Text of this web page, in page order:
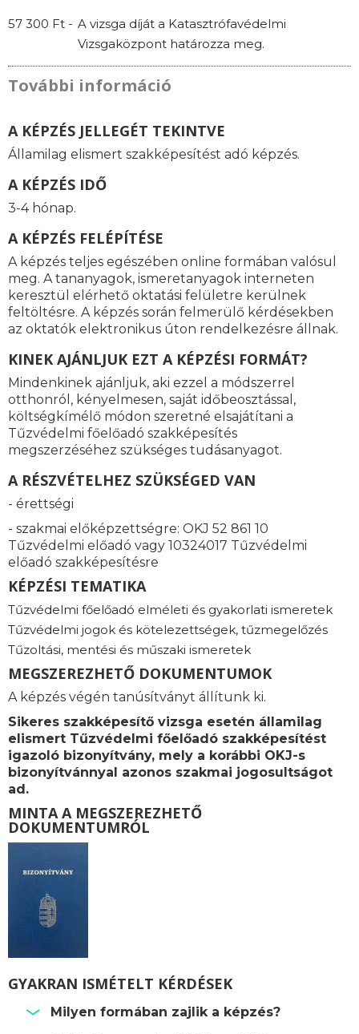
57 300 Ft - A vizsga díját a Katasztrófavédelmi
Vizsgaközpont határozza meg.
További információ
A KÉPZÉS JELLEGÉT TEKINTVE
Államilag elismert szakképesítést adó képzés.
A KÉPZÉS IDŐ
3-4 hónap.
A KÉPZÉS FELÉPÍTÉSE
A képzés teljes egészében online formában valósul
meg. A tananyagok, ismeretanyagok interneten
keresztül elérhető oktatási felületre kerülnek
feltöltésre. A képzés során felmerülő kérdésekben
az oktatók elektronikus úton rendelkezésre állnak.
KINEK AJÁNLJUK EZT A KÉPZÉSI FORMÁT?
Mindenkinek ajánljuk, aki ezzel a módszerrel
otthonról, kényelmesen, saját időbeosztással,
költségkímélő módon szeretné elsajátítani a
Tűzvédelmi főelőadó szakképesítés
megszerzéséhez szükséges tudásanyagot.
A RÉSZVÉTELHEZ SZÜKSÉGED VAN
- érettségi
- szakmai előképzettségre: OKJ 52 861 10
Tűzvédelmi előadó vagy 10324017 Tűzvédelmi
előadó szakképesítésre
KÉPZÉSI TEMATIKA
Tűzvédelmi főelőadó elméleti és gyakorlati ismeretek
Tűzvédelmi jogok és kötelezettségek, tűzmegelőzés
Tűzoltási, mentési és műszaki ismeretek
MEGSZEREZHETŐ DOKUMENTUMOK
A képzés végén tanúsítványt állítunk ki.
Sikeres szakképesítő vizsga esetén államilag
elismert Tűzvédelmi főelőadó szakképesítést
igazoló bizonyítvány, mely a korábbi OKJ-s
bizonyítvánnyal azonos szakmai jogosultságot
ad.
MINTA A MEGSZEREZHETŐ
DOKUMENTUMRÓL
GYAKRAN ISMÉTELT KÉRDÉSEK
Milyen formában zajlik a képzés?